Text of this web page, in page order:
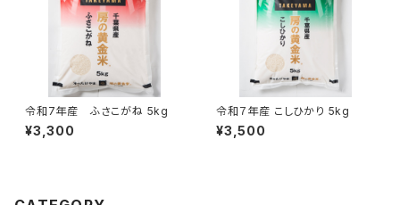
令和7年産 ふさこがね 5kg
¥3,300
令和７年産 こしひかり 5kg
¥3,500